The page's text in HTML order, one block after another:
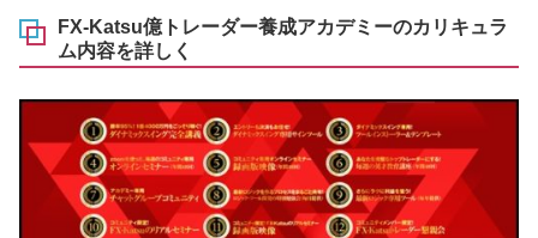
FX-Katsu億トレーダー養成アカデミーのカリキュラ
ム内容を詳しく